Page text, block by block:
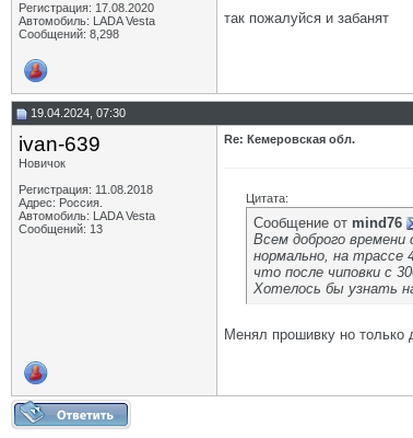
Регистрация: 17.08.2020
Автомобиль: LADA Vesta
Сообщений: 8,298
так пожалуйся и забанят
19.04.2024, 07:30
ivan-639
Новичок
Регистрация: 11.08.2018
Адрес: Россия.
Автомобиль: LADA Vesta
Сообщений: 13
Re: Кемеровская обл.
Цитата:
Сообщение от mind76
Всем доброго
нормально, на трассе
что после чиповки с
Хотелось бы узнать
Менял прошивку но только